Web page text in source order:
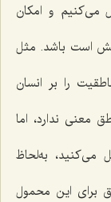
می‌کنیم و امکان
است باشد. مثل
را بر انسان
معنی ندارد، اما
به‌لحاظ
برای این محمول